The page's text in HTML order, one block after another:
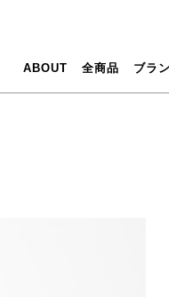
ABOUT 全商品 ブラ